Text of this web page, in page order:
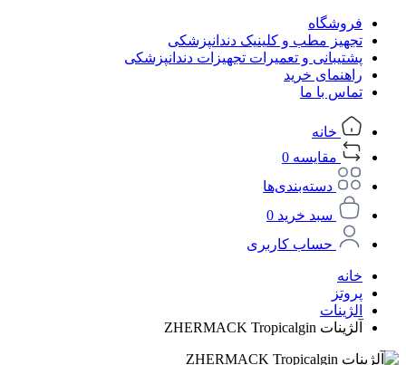
فروشگاه
تجهیز مطب و کلینیک دندانپزشکی
پشتیبانی و تعمیرات تجهیزات دندانپزشکی
راهنمای خرید
تماس با ما
خانه
مقایسه 0
دسته‌بندی‌ها
سبد خرید 0
حساب کاربری
خانه
پروتز
الژینات
آلژینات ZHERMACK Tropicalgin